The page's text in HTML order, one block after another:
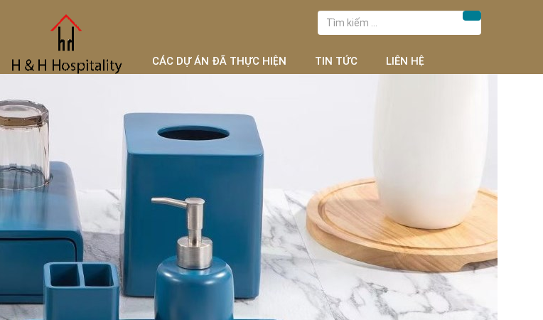
Tìm
kiếm
cho:
Tìm kiếm
CÁC DỰ ÁN ĐÃ THỰC HIỆN TIN TỨC LIÊN HỆ